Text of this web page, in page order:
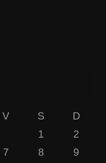
V S
D
1
2
7 8
9